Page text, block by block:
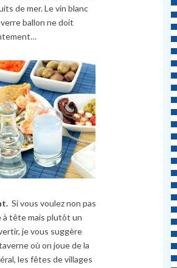
de mer. Le vin blanc
ballon ne doit
Si vous voulez non pas
à tête mais plutôt un
je vous suggère
où on joue de la
les fêtes de villages